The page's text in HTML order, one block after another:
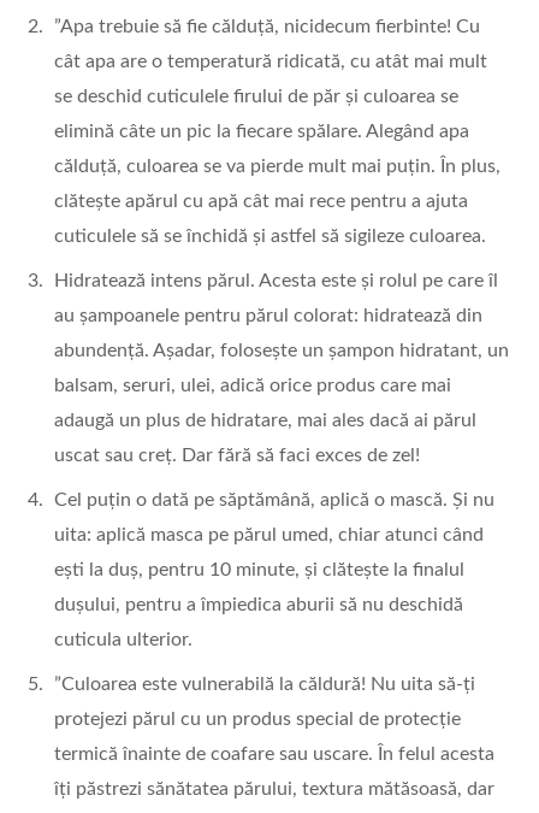
”Apa trebuie să fie călduță, nicidecum fierbinte! Cu
cât apa are o temperatură ridicată, cu atât mai mult
se deschid cuticulele firului de păr și culoarea se
elimină câte un pic la fiecare spălare. Alegând apa
călduță, culoarea se va pierde mult mai puțin. În plus,
clătește apărul cu apă cât mai rece pentru a ajuta
cuticulele să se închidă și astfel să sigileze culoarea.
Hidratează intens părul. Acesta este și rolul pe care îl
au șampoanele pentru părul colorat: hidratează din
abundență. Așadar, folosește un șampon hidratant, un
balsam, seruri, ulei, adică orice produs care mai
adaugă un plus de hidratare, mai ales dacă ai părul
uscat sau creț. Dar fără să faci exces de zel!
Cel puțin o dată pe săptămână, aplică o mască. Și nu
uita: aplică masca pe părul umed, chiar atunci când
ești la duș, pentru 10 minute, și clătește la finalul
dușului, pentru a împiedica aburii să nu deschidă
cuticula ulterior.
”Culoarea este vulnerabilă la căldură! Nu uita să-ți
protejezi părul cu un produs special de protecție
termică înainte de coafare sau uscare. În felul acesta
îți păstrezi sănătatea părului, textura mătăsoasă, dar